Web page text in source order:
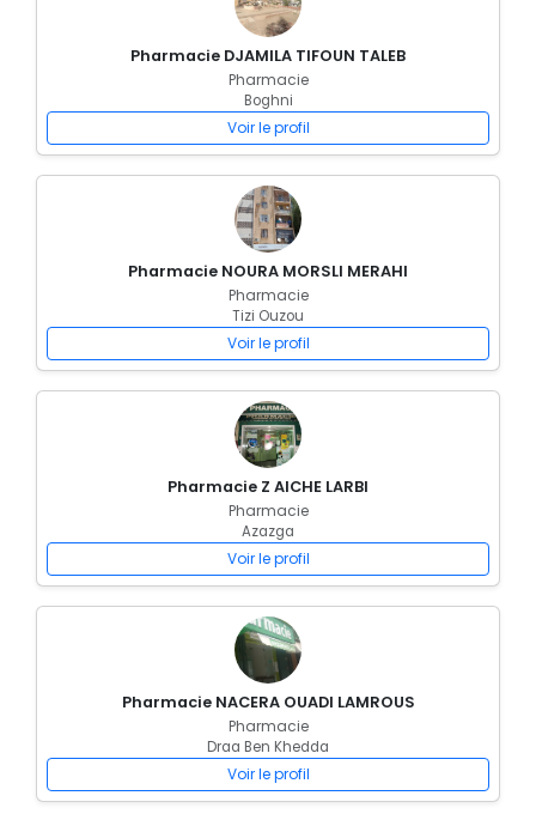
Pharmacie DJAMILA TIFOUN TALEB
Pharmacie
Boghni
Voir le profil
Pharmacie NOURA MORSLI MERAHI
Pharmacie
Tizi Ouzou
Voir le profil
Pharmacie Z AICHE LARBI
Pharmacie
Azazga
Voir le profil
Pharmacie NACERA OUADI LAMROUS
Pharmacie
Draa Ben Khedda
Voir le profil